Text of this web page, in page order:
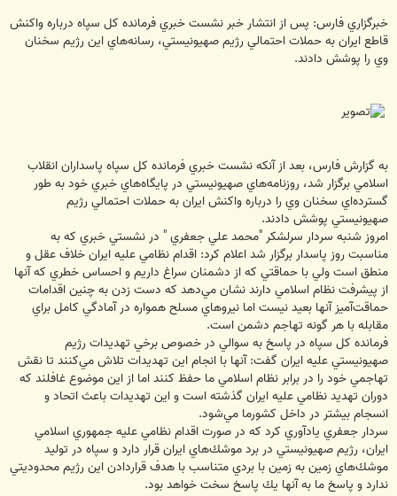
خبرگزاري فارس: پس از انتشار خبر نشست خبري فرمانده كل سپاه درباره واكنش
قاطع ايران به حملات احتمالي رژيم صهيونيستي، رسانه‌هاي اين رژيم سخنان
وي را پوشش دادند.
به گزارش فارس، بعد از آنكه نشست خبري فرمانده كل سپاه پاسداران انقلاب
اسلامي برگزار شد، روزنامه‌هاي صهيونيستي در پايگاه‌هاي خبري خود به طور
گسترده‌اي سخنان وي را درباره واكنش ايران به حملات احتمالي رژيم
صهيونيستي پوشش دادند.
امروز شنبه سردار سرلشكر "محمد علي جعفري " در نشستي خبري كه به
مناسبت روز پاسدار برگزار شد اعلام كرد: اقدام نظامي عليه ايران خلاف عقل و
منطق است ولي با حماقتي كه از دشمنان سراغ داريم و احساس خطري كه آنها
از پيشرفت نظام اسلامي دارند نشان مي‌دهد كه دست زدن به چنين اقدامات
حماقت‌آميز آنها بعيد نيست اما نيروهاي مسلح همواره در آمادگي كامل براي
مقابله با هر گونه تهاجم دشمن است.
فرمانده كل سپاه در پاسخ به سوالي در خصوص برخي تهديدات رژيم
صهيونيستي عليه ايران گفت: آنها با انجام اين تهديدات تلاش مي‌كنند تا نقش
تهاجمي خود را در برابر نظام اسلامي ما حفظ كنند اما از اين موضوع غافلند كه
دوران تهديد نظامي عليه ايران گذشته است و اين تهديدات باعث اتحاد و
انسجام بيشتر در داخل كشورما مي‌شود.
سردار جعفري يادآوري كرد كه در صورت اقدام نظامي عليه جمهوري اسلامي
ايران، رژيم صهيونيستي در برد موشك‌هاي ايران قرار دارد و سپاه در توليد
موشك‌هاي زمين به زمين با بردي متناسب با هدف قراردادن اين رژيم محدوديتي
ندارد و پاسخ ما به آنها يك پاسخ سخت خواهد بود.